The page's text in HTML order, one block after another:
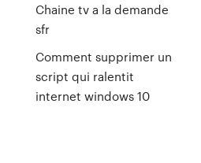
Chaine tv a la demande
sfr
Comment supprimer un
script qui ralentit
internet windows 10